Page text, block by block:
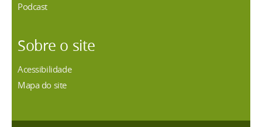
Podcast
Sobre o site
Acessibilidade
Mapa do site